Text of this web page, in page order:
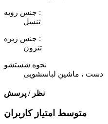
جنس رویه :
تنسل
جنس زیره :
تترون
نحوه شستشو
دست ، ماشین لباسشویی
نظر / پرسش
متوسط امتیاز کاربران